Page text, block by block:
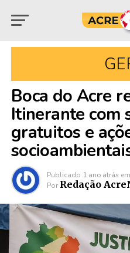
Boca do Acre
Itinerante com
gratuitos e
Publicado 1 ano atrás em
Por Redação